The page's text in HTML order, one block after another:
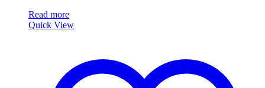
Read more
Quick View